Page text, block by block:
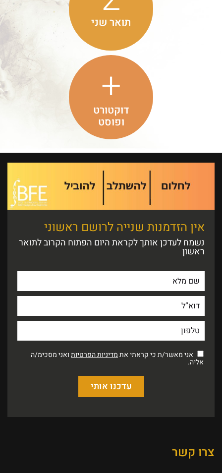
אין הזדמנות שנייה לרושם ראשוני
נשמח לעדכן אותך לקראת היום הפתוח הקרוב לתואר
ראשון
אני מאשר/ת כי קראתי את מדיניות הפרטיות ואני מסכימ/ה
אליה.
צרו קשר